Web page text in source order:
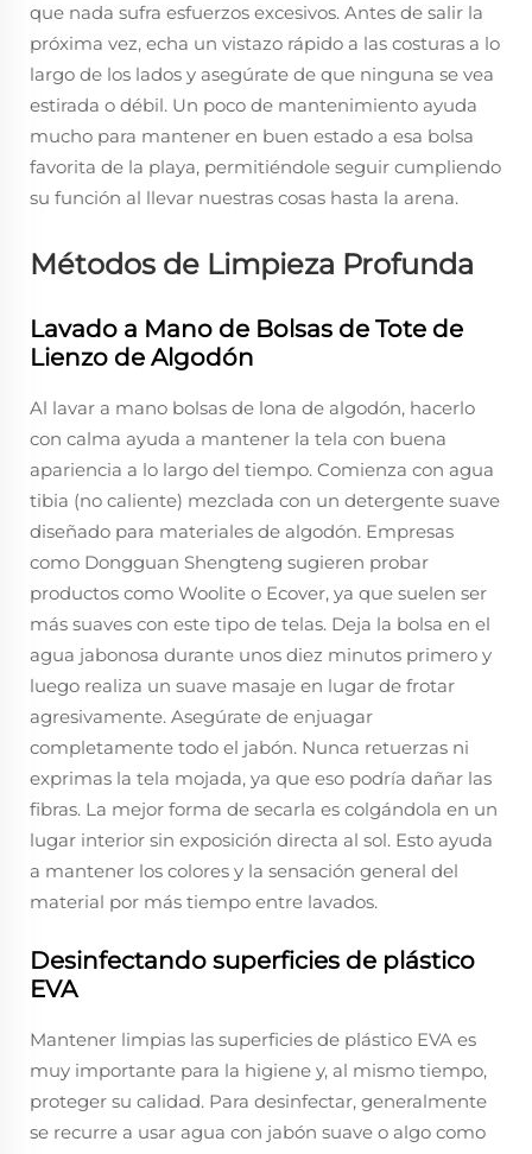
que nada sufra esfuerzos excesivos. Antes de salir la
próxima vez, echa un vistazo rápido a las costuras a lo
largo de los lados y asegúrate de que ninguna se vea
estirada o débil. Un poco de mantenimiento ayuda
mucho para mantener en buen estado a esa bolsa
favorita de la playa, permitiéndole seguir cumpliendo
su función al llevar nuestras cosas hasta la arena.
Métodos de Limpieza Profunda
Lavado a Mano de Bolsas de Tote de
Lienzo de Algodón
Al lavar a mano bolsas de lona de algodón, hacerlo
con calma ayuda a mantener la tela con buena
apariencia a lo largo del tiempo. Comienza con agua
tibia (no caliente) mezclada con un detergente suave
diseñado para materiales de algodón. Empresas
como Dongguan Shengteng sugieren probar
productos como Woolite o Ecover, ya que suelen ser
más suaves con este tipo de telas. Deja la bolsa en el
agua jabonosa durante unos diez minutos primero y
luego realiza un suave masaje en lugar de frotar
agresivamente. Asegúrate de enjuagar
completamente todo el jabón. Nunca retuerzas ni
exprimas la tela mojada, ya que eso podría dañar las
fibras. La mejor forma de secarla es colgándola en un
lugar interior sin exposición directa al sol. Esto ayuda
a mantener los colores y la sensación general del
material por más tiempo entre lavados.
Desinfectando superficies de plástico
EVA
Mantener limpias las superficies de plástico EVA es
muy importante para la higiene y, al mismo tiempo,
proteger su calidad. Para desinfectar, generalmente
se recurre a usar agua con jabón suave o algo como